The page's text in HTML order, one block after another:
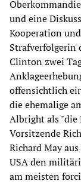
und eine
Kooperation
Strafverfolgerin
Clinton zwei
offensichtlich
die ehemalige
Albright als "die
Vorsitzende
Richard May
USA den
am meisten